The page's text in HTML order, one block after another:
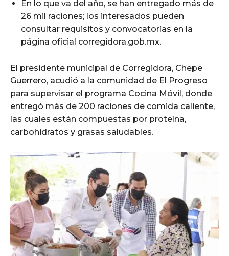
En lo que va del año, se han entregado más de
26 mil raciones; los interesados pueden
consultar requisitos y convocatorias en la
página oficial corregidora.gob.mx.
El presidente municipal de Corregidora, Chepe
Guerrero, acudió a la comunidad de El Progreso
para supervisar el programa Cocina Móvil, donde
entregó más de 200 raciones de comida caliente,
las cuales están compuestas por proteína,
carbohidratos y grasas saludables.